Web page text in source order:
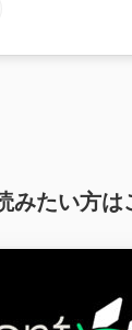
みたい方は